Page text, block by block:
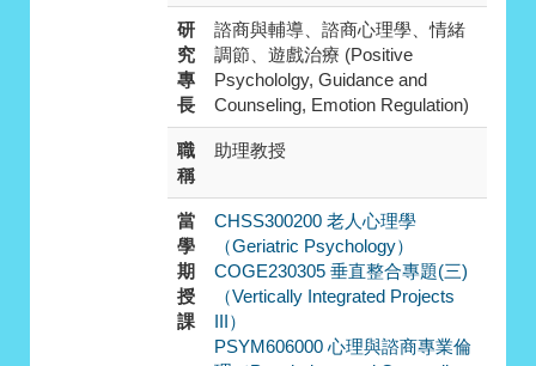
研
究
專
長
諮商與輔導、諮商心理學、情緒
調節、遊戲治療 (Positive
Psychololgy, Guidance and
Counseling, Emotion Regulation)
職
稱
助理教授
當
學
期
授
課
CHSS300200 老人心理學
（Geriatric Psychology）
COGE230305 垂直整合專題(三)
（Vertically Integrated Projects
III）
PSYM606000 心理與諮商專業倫